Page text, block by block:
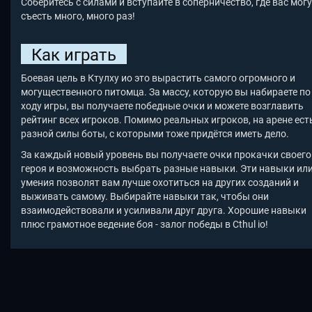
съесть много, много раз!
Как играть
Боевая цель в Ктулху ио это вырастить самого огромного и
могущественного питомца. За массу, которую вы набираете по
ходу игры, вы получаете победные очки и можете возглавить
рейтинг всех игроков. Помимо реальных игроков, на арене
разной силы боты, с которыми тоже придётся иметь дело.
За каждый новый уровень вы получаете очки прокачки своего
героя и возможность выбрать разные навыки. Эти навыки или
умения позволят вам лучше охотиться на других созданий и
выживать самому. Выбирайте навыки так, чтобы они
взаимодействовали и усиливали друг друга. Хорошие навыки
плюс грамотное ведение боя - залог победы в Cthul io!